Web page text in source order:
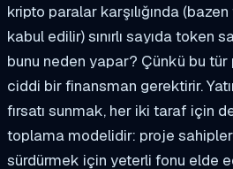
kripto paralar karşılığında
kabul edilir) sınırlı sayıda token
bunu neden yapar? Çünkü bu
ciddi bir finansman gerektirir.
fırsatı sunmak, her iki taraf için
toplama modelidir: proje
sürdürmek için yeterli fonu elde